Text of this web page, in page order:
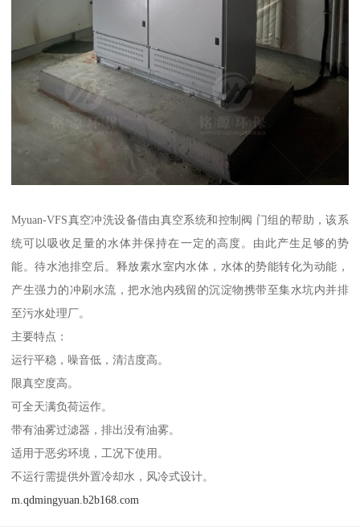
Myuan-VFS真空冲洗设备借由真空系统和控制阀 门组的帮助，该系
统可以吸收足量的水体并保持在一定的高度。由此产生足够的势
能。待水池排空后。释放素水室内水体，水体的势能转化为动能，
产生强力的冲刷水流，把水池内残留的沉淀物携带至集水坑内并排
至污水处理厂。
主要特点：
运行平稳，噪音低，清洁度高。
限真空度高。
可全天满负荷运作。
带有油雾过滤器，排出没有油雾。
适用于恶劣环境，工况下使用。
不运行需提供外置冷却水，风冷式设计。
m.qdmingyuan.b2b168.com